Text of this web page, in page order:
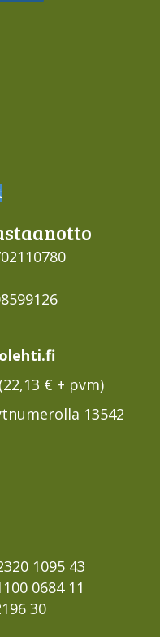
€ + pvm)
13542
1095 43
0684 11
30